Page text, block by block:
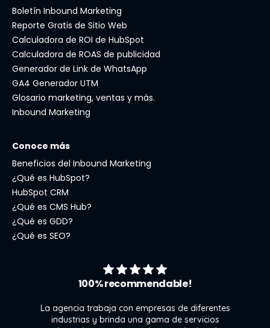
Boletín Inbound Marketing
Reporte Gratis de Sitio Web
Calculadora de ROI de HubSpot
Calculadora de ROAS de publicidad
Generador de Link de WhatsApp
GA4 Generador UTM
Glosario marketing, ventas y más.
Inbound Marketing
Conoce más
Beneficios del Inbound Marketing
¿Qué es HubSpot?
HubSpot CRM
¿Qué es CMS Hub?
¿Qué es GDD?
¿Qué es SEO?
100% recommendable!
La agencia trabaja con empresas de diferentes
industrias y brinda una gama de servicios